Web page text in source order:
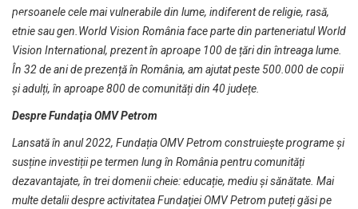
persoanele cele mai vulnerabile din lume, indiferent de religie, rasă,
etnie sau gen.World Vision România face parte din parteneriatul World
Vision International, prezent în aproape 100 de țări din întreaga lume.
În 32 de ani de prezență în România, am ajutat peste 500.000 de copii
și adulți, în aproape 800 de comunități din 40 județe.
Despre Fundaţia OMV Petrom
Lansată în anul 2022, Fundația OMV Petrom construiește programe și
susține investiții pe termen lung în România pentru comunități
dezavantajate, în trei domenii cheie: educație, mediu și sănătate. Mai
multe detalii despre activitatea Fundaţiei OMV Petrom puteți găsi pe